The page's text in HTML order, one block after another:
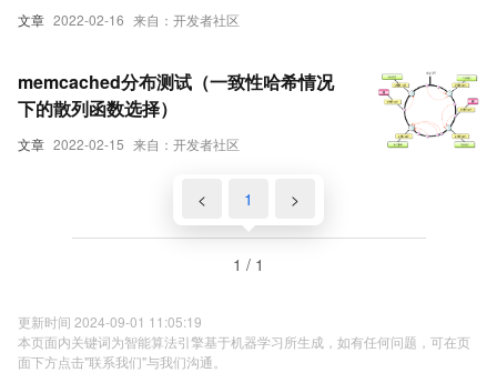
文章 2022-02-16 来自：开发者社区
文章 2022-02-15 来自：开发者社区
memcached分布测试（一致性哈希情况
下的散列函数选择）
< 1 >
1 / 1
更新时间 2024-09-01 11:05:19
本页面内关键词为智能算法引擎基于机器学习所生成，如有任何问题，可在页
面下方点击"联系我们"与我们沟通。